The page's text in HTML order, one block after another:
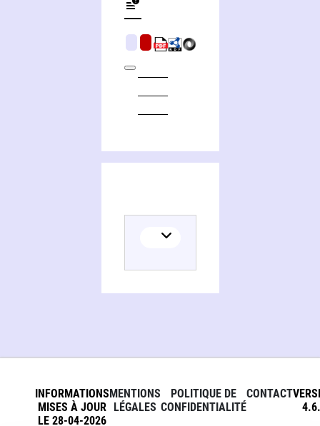
INFORMATIONS
MISES À JOUR
LE 28-04-2026
MENTIONS
LÉGALES
POLITIQUE DE
CONFIDENTIALITÉ
CONTACT